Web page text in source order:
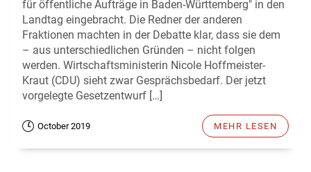
für öffentliche Aufträge in Baden-Württemberg" in den
Landtag eingebracht. Die Redner der anderen
Fraktionen machten in der Debatte klar, dass sie dem
– aus unterschiedlichen Gründen – nicht folgen
werden. Wirtschaftsministerin Nicole Hoffmeister-
Kraut (CDU) sieht zwar Gesprächsbedarf. Der jetzt
vorgelegte Gesetzentwurf […]
October 2019 MEHR LESEN